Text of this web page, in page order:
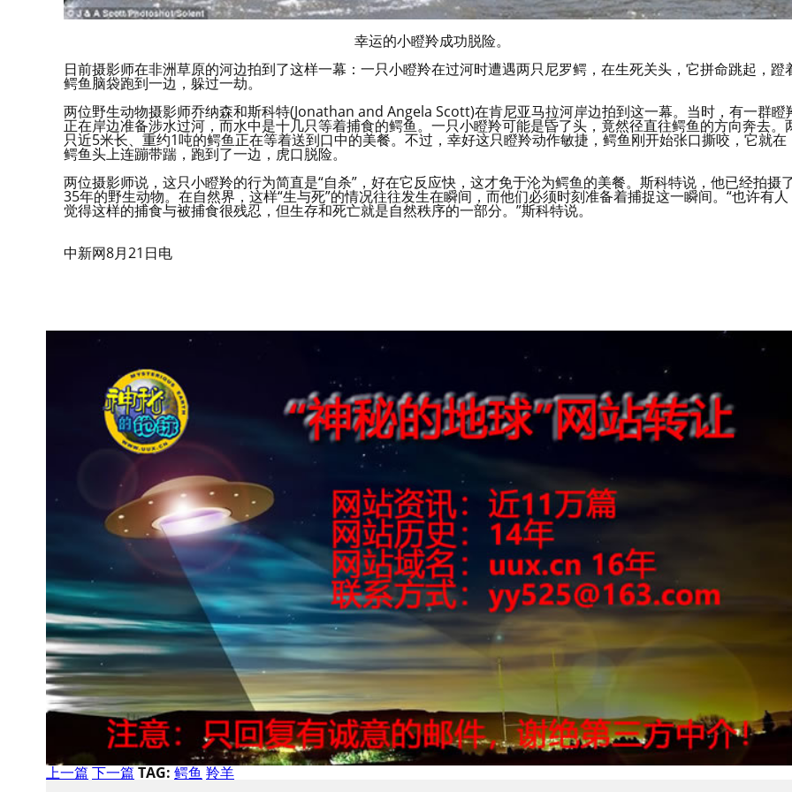
幸运的小瞪羚成功脱险。
日前摄影师在非洲草原的河边拍到了这样一幕：一只小瞪羚在过河时遭遇两只尼罗鳄，在生死关头，它拼命跳起，蹬
鳄鱼脑袋跑到一边，躲过一劫。
两位野生动物摄影师乔纳森和斯科特(Jonathan and Angela Scott)在肯尼亚马拉河岸边拍到这一幕。当时，有一群瞪
正在岸边准备涉水过河，而水中是十几只等着捕食的鳄鱼。一只小瞪羚可能是昏了头，竟然径直往鳄鱼的方向奔去。
只近5米长、重约1吨的鳄鱼正在等着送到口中的美餐。不过，幸好这只瞪羚动作敏捷，鳄鱼刚开始张口撕咬，它就在
鳄鱼头上连蹦带踹，跑到了一边，虎口脱险。
两位摄影师说，这只小瞪羚的行为简直是“自杀”，好在它反应快，这才免于沦为鳄鱼的美餐。斯科特说，他已经拍摄
35年的野生动物。在自然界，这样“生与死”的情况往往发生在瞬间，而他们必须时刻准备着捕捉这一瞬间。“也许有人
觉得这样的捕食与被捕食很残忍，但生存和死亡就是自然秩序的一部分。”斯科特说。
中新网8月21日电
上一篇下一篇TAG:鳄鱼羚羊